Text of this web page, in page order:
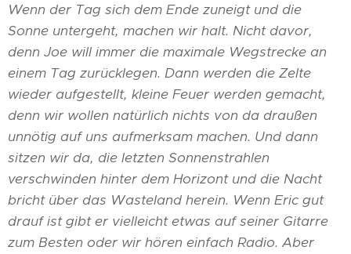
Wenn der Tag sich dem Ende zuneigt und die
Sonne untergeht, machen wir halt. Nicht davor,
denn Joe will immer die maximale Wegstrecke an
einem Tag zurücklegen. Dann werden die Zelte
wieder aufgestellt, kleine Feuer werden gemacht,
denn wir wollen natürlich nichts von da draußen
unnötig auf uns aufmerksam machen. Und dann
sitzen wir da, die letzten Sonnenstrahlen
verschwinden hinter dem Horizont und die Nacht
bricht über das Wasteland herein. Wenn Eric gut
drauf ist gibt er vielleicht etwas auf seiner Gitarre
zum Besten oder wir hören einfach Radio. Aber